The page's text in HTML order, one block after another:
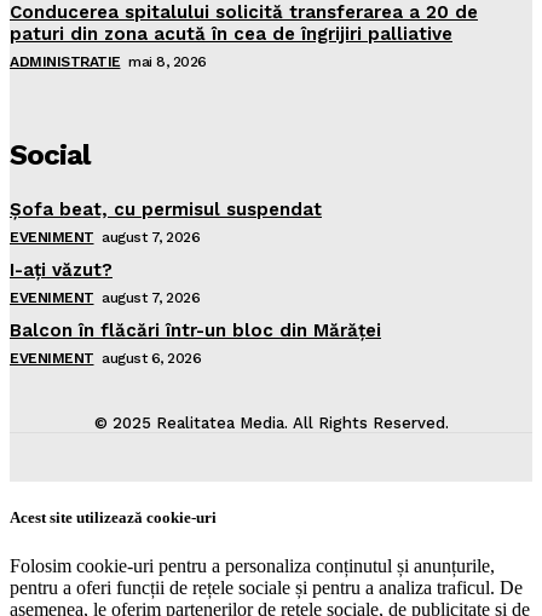
Conducerea spitalului solicită transferarea a 20 de
paturi din zona acută în cea de îngrijiri palliative
ADMINISTRATIE mai 8, 2026
Social
Şofa beat, cu permisul suspendat
EVENIMENT august 7, 2026
I-aţi văzut?
EVENIMENT august 7, 2026
Balcon în flăcări într-un bloc din Mărăţei
EVENIMENT august 6, 2026
© 2025 Realitatea Media. All Rights Reserved.
Acest site utilizează cookie-uri
Folosim cookie-uri pentru a personaliza conținutul și anunțurile,
pentru a oferi funcții de rețele sociale și pentru a analiza traficul. De
asemenea, le oferim partenerilor de rețele sociale, de publicitate și de